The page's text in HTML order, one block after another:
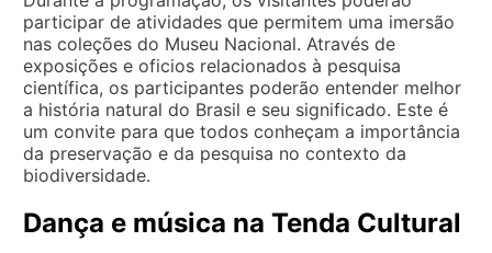
participar de atividades que permitem uma imersão
nas coleções do Museu Nacional. Através de
exposições e oficios relacionados à pesquisa
científica, os participantes poderão entender melhor
a história natural do Brasil e seu significado. Este é
um convite para que todos conheçam a importância
da preservação e da pesquisa no contexto da
biodiversidade.
Dança e música na Tenda Cultural